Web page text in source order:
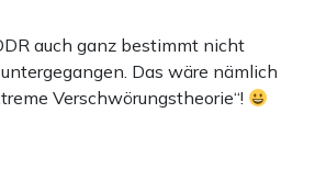
auch ganz bestimmt nicht
Das wäre nämlich
Verschwörungstheorie“!